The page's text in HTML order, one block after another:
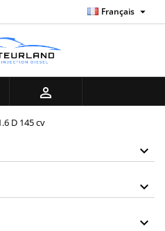
Français 

D 145 cv
add_circle_outline
pour ajouter des produits à votre